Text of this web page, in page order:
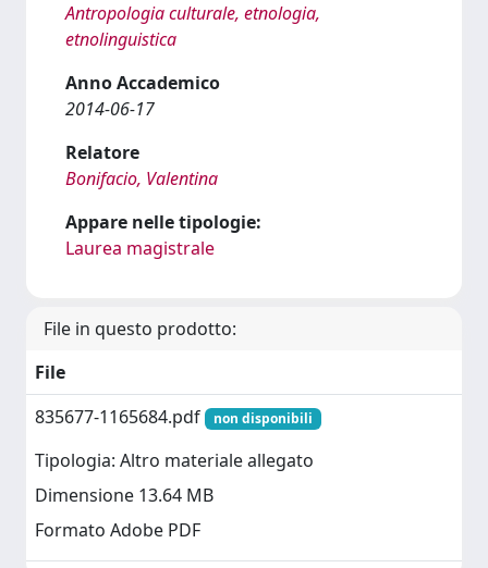
Antropologia culturale, etnologia,
etnolinguistica
Anno Accademico
2014-06-17
Relatore
Bonifacio, Valentina
Appare nelle tipologie:
Laurea magistrale
File in questo prodotto:
File
835677-1165684.pdf
non disponibili
Tipologia: Altro materiale allegato
Dimensione 13.64 MB
Formato Adobe PDF